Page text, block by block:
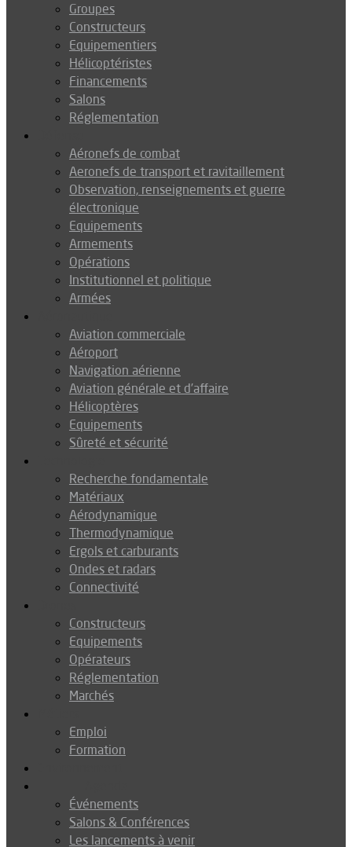
Groupes
Constructeurs
Equipementiers
Hélicoptéristes
Financements
Salons
Réglementation
Aéronefs de combat
Aeronefs de transport et ravitaillement
Observation, renseignements et guerre
électronique
Equipements
Armements
Opérations
Institutionnel et politique
Armées
Aviation commerciale
Aéroport
Navigation aérienne
Aviation générale et d’affaire
Hélicoptères
Equipements
Sûreté et sécurité
Recherche fondamentale
Matériaux
Aérodynamique
Thermodynamique
Ergols et carburants
Ondes et radars
Connectivité
Constructeurs
Equipements
Opérateurs
Réglementation
Marchés
Emploi
Formation
Événements
Salons & Conférences
Les lancements à venir